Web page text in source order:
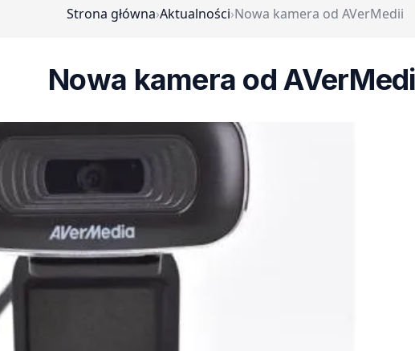
Strona główna›Aktualności›Nowa kamera od AVerMedii
Nowa kamera od